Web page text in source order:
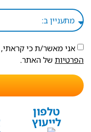
אני מאשר/ת כי
הפרטיות של האתר.
טלפון
לייעוץ